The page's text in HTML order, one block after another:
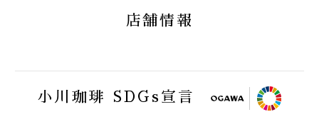
小川珈琲業務用オンラインショップ
店舗情報
小川珈琲 SDGs宣言